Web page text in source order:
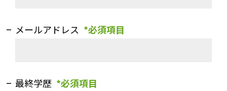
メールアドレス *必須項目
最終学歴 *必須項目